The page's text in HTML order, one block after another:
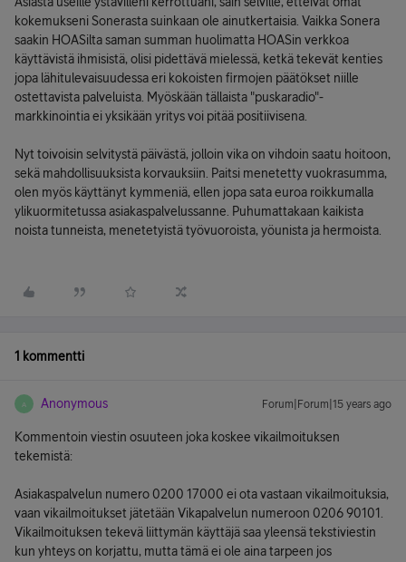
kokemukseni Sonerasta suinkaan ole ainutkertaisia. Vaikka Sonera
saakin HOASilta saman summan huolimatta HOASin verkkoa
käyttävistä ihmisistä, olisi pidettävä mielessä, ketkä tekevät kenties
jopa lähitulevaisuudessa eri kokoisten firmojen päätökset niille
ostettavista palveluista. Myöskään tällaista "puskaradio"-
markkinointia ei yksikään yritys voi pitää positiivisena.
Nyt toivoisin selvitystä päivästä, jolloin vika on vihdoin saatu hoitoon,
sekä mahdollisuuksista korvauksiin. Paitsi menetetty vuokrasumma,
olen myös käyttänyt kymmeniä, ellen jopa sata euroa roikkumalla
ylikuormitetussa asiakaspalvelussanne. Puhumattakaan kaikista
noista tunneista, menetetyistä työvuoroista, yöunista ja hermoista.
1 kommentti
A Anonymous Forum|Forum|15 years ago
Kommentoin viestin osuuteen joka koskee vikailmoituksen
tekemistä:
Asiakaspalvelun numero 0200 17000 ei ota vastaan vikailmoituksia,
vaan vikailmoitukset jätetään Vikapalvelun numeroon 0206 90101.
Vikailmoituksen tekevä liittymän käyttäjä saa yleensä tekstiviestin
kun yhteys on korjattu, mutta tämä ei ole aina tarpeen jos